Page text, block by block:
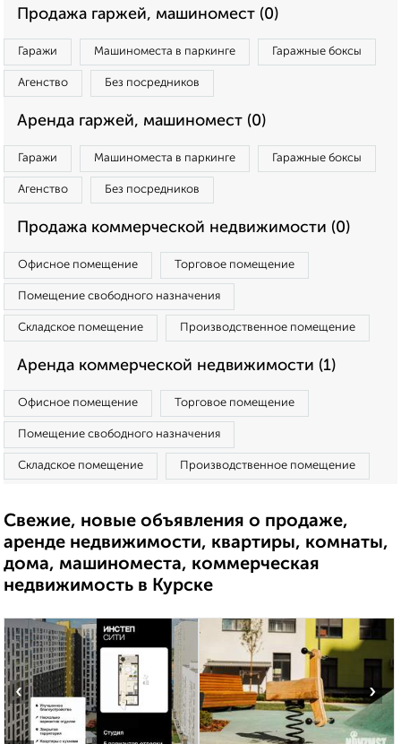
Продажа гаржей, машиномест (0)
Гаражи Машиноместа в паркинге Гаражные боксы
Агенство Без посредников
Аренда гаржей, машиномест (0)
Гаражи Машиноместа в паркинге Гаражные боксы
Агенство Без посредников
Продажа коммерческой недвижимости (0)
Офисное помещение Торговое помещение
Помещение свободного назначения
Складское помещение Производственное помещение
Аренда коммерческой недвижимости (1)
Офисное помещение Торговое помещение
Помещение свободного назначения
Складское помещение Производственное помещение
Свежие, новые объявления о продаже,
аренде недвижимости, квартиры, комнаты,
дома, машиноместа, коммерческая
недвижимость в Курске
‹ ›